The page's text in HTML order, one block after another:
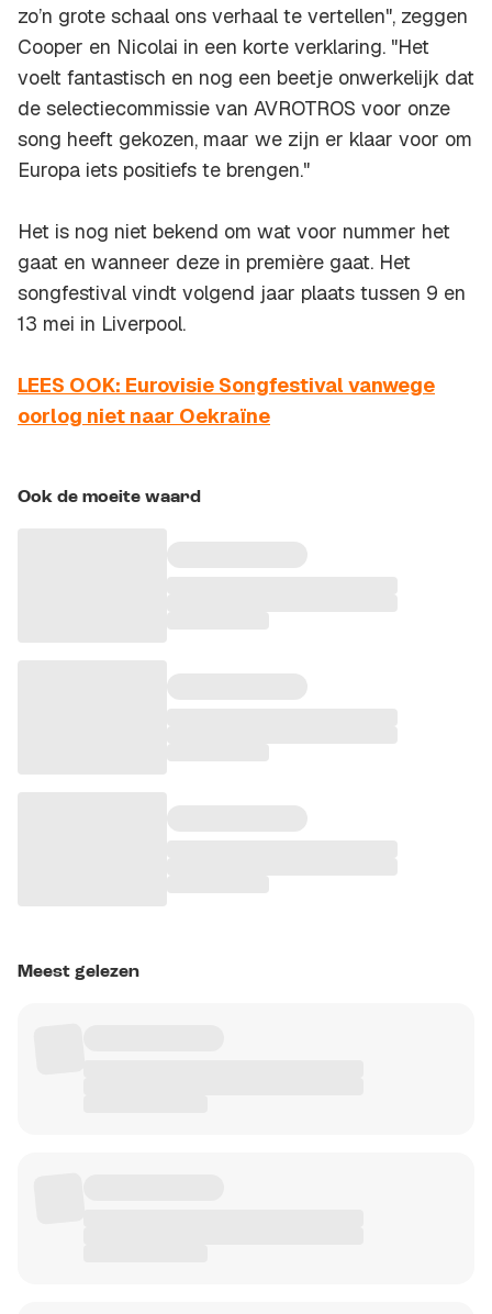
zo’n grote schaal ons verhaal te vertellen", zeggen
Cooper en Nicolai in een korte verklaring. "Het
voelt fantastisch en nog een beetje onwerkelijk dat
de selectiecommissie van AVROTROS voor onze
song heeft gekozen, maar we zijn er klaar voor om
Europa iets positiefs te brengen."
Het is nog niet bekend om wat voor nummer het
gaat en wanneer deze in première gaat. Het
songfestival vindt volgend jaar plaats tussen 9 en
13 mei in Liverpool.
LEES OOK: Eurovisie Songfestival vanwege
oorlog niet naar Oekraïne
Ook de moeite waard
Meest gelezen